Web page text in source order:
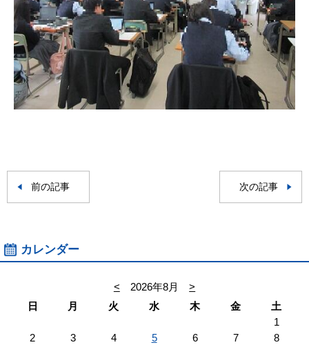
前の記事 次の記事
カレンダー
< 2026年8月
>
日
月 火 水 木 金
土
1
2
3 4 5 6 7
8